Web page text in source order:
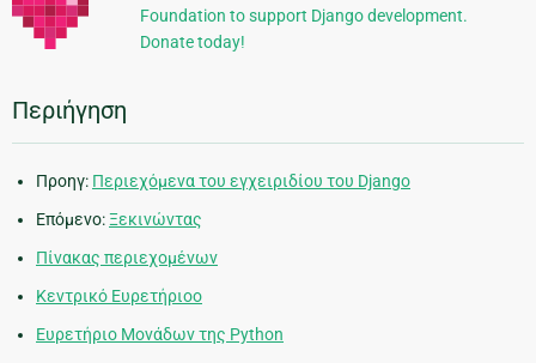
Foundation to support Django development.
Donate today!
Περιήγηση
Προηγ: Περιεχόμενα του εγχειριδίου του Django
Επόμενο:Ξεκινώντας
Πίνακας περιεχομένων
Κεντρικό Ευρετήριοο
Ευρετήριο Μονάδων της Python